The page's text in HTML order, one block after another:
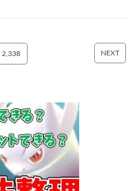
2,338 NEXT